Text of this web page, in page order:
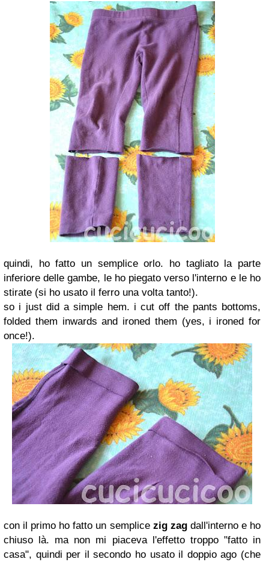
quindi, ho fatto un semplice orlo. ho tagliato la parte
inferiore delle gambe, le ho piegato verso l'interno e le ho
stirate (si ho usato il ferro una volta tanto!).
so i just did a simple hem. i cut off the pants bottoms,
folded them inwards and ironed them (yes, i ironed for
once!).
con il primo ho fatto un semplice zig zagdall'interno e ho
chiuso là. ma non mi piaceva l'effetto troppo "fatto in
casa", quindi per il secondo ho usato il doppio ago (che